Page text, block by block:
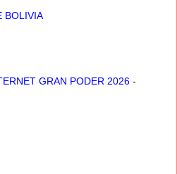
BOLIVIA
GRAN PODER 2026 -